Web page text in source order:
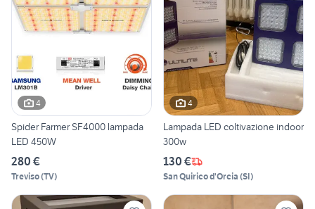
4
Spider Farmer SF4000 lampada
LED 450W
280 €
Treviso(TV)
4
Lampada LED coltivazione indoor
300w
130 €
San Quirico d'Orcia (SI)